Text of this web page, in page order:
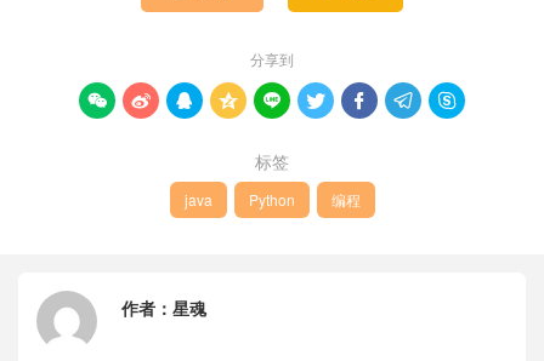
分享到
        
标签
java Python 编程
作者： 星魂